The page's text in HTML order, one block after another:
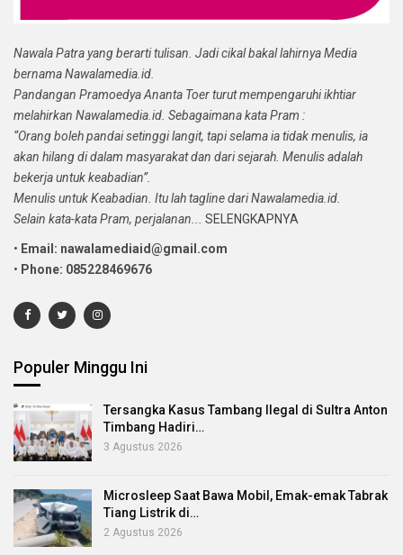
Nawala Patra yang berarti tulisan. Jadi cikal bakal lahirnya Media
bernama Nawalamedia.id.
Pandangan Pramoedya Ananta Toer turut mempengaruhi ikhtiar
melahirkan Nawalamedia.id. Sebagaimana kata Pram :
“Orang boleh pandai setinggi langit, tapi selama ia tidak menulis, ia
akan hilang di dalam masyarakat dan dari sejarah. Menulis adalah
bekerja untuk keabadian”.
Menulis untuk Keabadian. Itu lah tagline dari Nawalamedia.id.
Selain kata-kata Pram, perjalanan...
SELENGKAPNYA
• Email: nawalamediaid@gmail.com
• Phone: 085228469676
Populer Minggu Ini
Tersangka Kasus Tambang Ilegal di Sultra Anton
Timbang Hadiri…
3 Agustus 2026
Microsleep Saat Bawa Mobil, Emak-emak Tabrak
Tiang Listrik di…
2 Agustus 2026